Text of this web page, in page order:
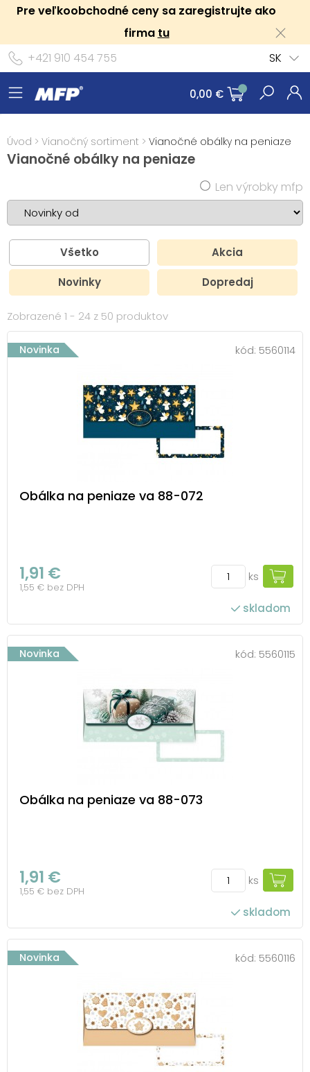
Pre veľkoobchodné ceny sa zaregistrujte ako
firma tu
+421 910 454 755
SK
0,00 €
Úvod > Vianočný sortiment > Vianočné obálky na peniaze
Vianočné obálky na peniaze
Len výrobky mfp
Všetko Akcia
Novinky Dopredaj
Zobrazené 1 - 24 z 50 produktov
Novinka kód: 5560114
Obálka na peniaze va 88-072
1,91 €
1,55 € bez DPH
ks
skladom
Novinka kód: 5560115
Obálka na peniaze va 88-073
1,91 €
1,55 € bez DPH
ks
skladom
Novinka kód: 5560116